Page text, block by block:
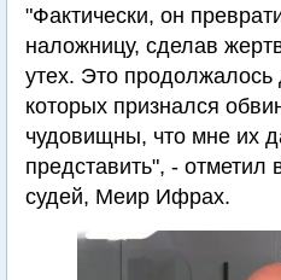
"Фактически, он
наложницу, сделав
утех. Это
которых признался
чудовищны, что мне их
представить", - отметил
судей, Меир Ифрах.